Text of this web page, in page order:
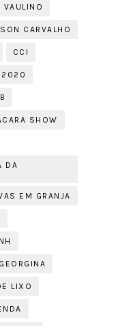
VAULINO
CARVALHO
CCI
2020
SHOW
DA
EM GRANJA
LIXO